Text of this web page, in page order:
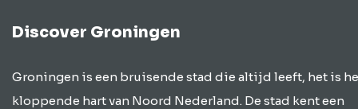
Discover Groningen
Groningen is een bruisende stad die altijd leeft, het is
kloppende hart van Noord Nederland. De stad kent een